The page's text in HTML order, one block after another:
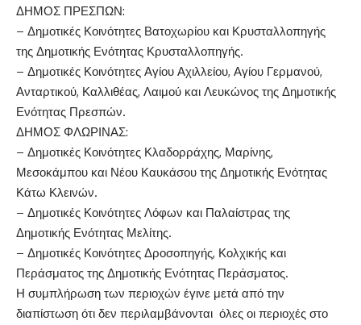
ΔΗΜΟΣ ΠΡΕΣΠΩΝ:
– Δημοτικές Κοινότητες Βατοχωρίου και Κρυσταλλοπηγής
της Δημοτικής Ενότητας Κρυσταλλοπηγής.
– Δημοτικές Κοινότητες Αγίου Αχιλλείου, Αγίου Γερμανού,
Ανταρτικού, Καλλιθέας, Λαιμού και Λευκώνος της Δημοτικής
Ενότητας Πρεσπών.
ΔΗΜΟΣ ΦΛΩΡΙΝΑΣ:
– Δημοτικές Κοινότητες Κλαδορράχης, Μαρίνης,
Μεσοκάμπου και Νέου Καυκάσου της Δημοτικής Ενότητας
Κάτω Κλεινών.
– Δημοτικές Κοινότητες Λόφων και Παλαίστρας της
Δημοτικής Ενότητας Μελίτης.
– Δημοτικές Κοινότητες Δροσοπηγής, Κολχικής και
Περάσματος της Δημοτικής Ενότητας Περάσματος.
Η συμπλήρωση των περιοχών έγινε μετά από την
διαπίστωση ότι δεν περιλαμβάνονται όλες οι περιοχές στο